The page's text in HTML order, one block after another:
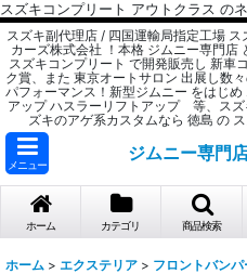
スズキコンプリート アウトクラス の
スズキ副代理店 / 四国運輸局指定工場
カーズ株式会社 ！本格 ジムニー専門店
スズキコンプリート で開発販売し 新車
ク賞、また 東京オートサロン 出展し数
パフォーマンス！新型ジムニー をはじ
アップ ハスラーリフトアップ 等、ス
ズキのアゲ系カスタムなら 徳島 の
メニュー
ジムニー専門
ホーム カテゴリ 商品検索
ホーム > エクステリア > フロントバンパ